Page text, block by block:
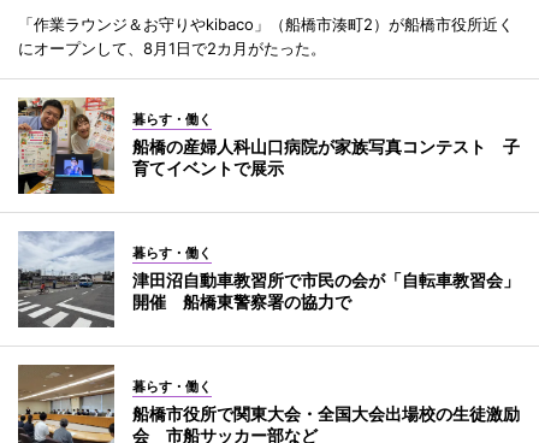
「作業ラウンジ＆お守りやkibaco」（船橋市湊町2）が船橋市役所近く
にオープンして、8月1日で2カ月がたった。
暮らす・働く
船橋の産婦人科山口病院が家族写真コンテスト 子
育てイベントで展示
暮らす・働く
津田沼自動車教習所で市民の会が「自転車教習会」
開催 船橋東警察署の協力で
暮らす・働く
船橋市役所で関東大会・全国大会出場校の生徒激励
会 市船サッカー部など